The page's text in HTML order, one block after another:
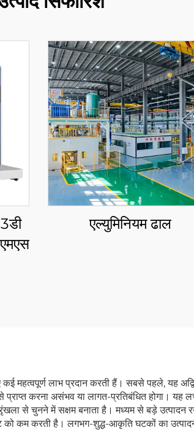
एल्युमिनियम ढाल
महत्वपूर्ण लाभ प्रदान करती हैं। सबसे पहले, यह
से प्राप्त करना असंभव या लागत-प्रतिबंधित होगा।
से चुनने में सक्षम बनाता है। मध्यम से बड़े उत्पादन
कम करती है। लगभग-शुद्ध-आकृति घटकों का